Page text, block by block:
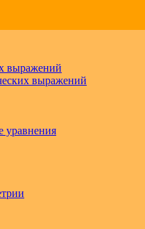
выражений
выражений
уравнения